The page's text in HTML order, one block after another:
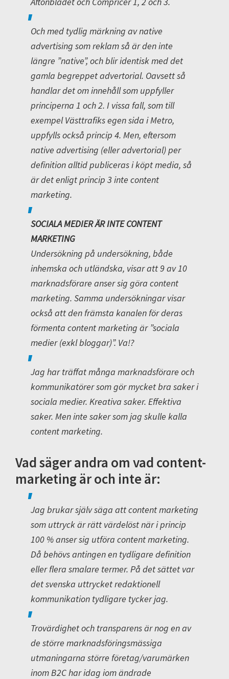
Och med tydlig märkning av native
advertising som reklam så är den inte
längre ”native”, och blir identisk med det
gamla begreppet advertorial. Oavsett så
handlar det om innehåll som uppfyller
principerna 1 och 2. I vissa fall, som till
exempel Västtrafiks egen sida i Metro,
uppfylls också princip 4. Men, eftersom
native advertising (eller advertorial) per
definition alltid publiceras i köpt media, så
är det enligt princip 3 inte content
marketing.
SOCIALA MEDIER ÄR INTE CONTENT
MARKETING
Undersökning på undersökning, både
inhemska och utländska, visar att 9 av 10
marknadsförare anser sig göra content
marketing. Samma undersökningar visar
också att den främsta kanalen för deras
förmenta content marketing är ”sociala
medier (exkl bloggar)”. Va!?
Jag har träffat många marknadsförare och
kommunikatörer som gör mycket bra saker i
sociala medier. Kreativa saker. Effektiva
saker. Men inte saker som jag skulle kalla
content marketing.
Vad säger andra om vad content-
marketing är och inte är:
Jag brukar själv säga att content marketing
som uttryck är rätt värdelöst när i princip
100 % anser sig utföra content marketing.
Då behövs antingen en tydligare definition
eller flera smalare termer. På det sättet var
det svenska uttrycket redaktionell
kommunikation tydligare tycker jag.
Trovärdighet och transparens är nog en av
de större marknadsföringsmässiga
utmaningarna större företag/varumärken
inom B2C har idag iom ändrade